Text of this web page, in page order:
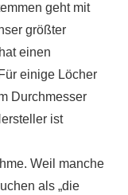
geht mit
größter
einen
einige Löcher
Durchmesser
ist
Weil manche
als „die